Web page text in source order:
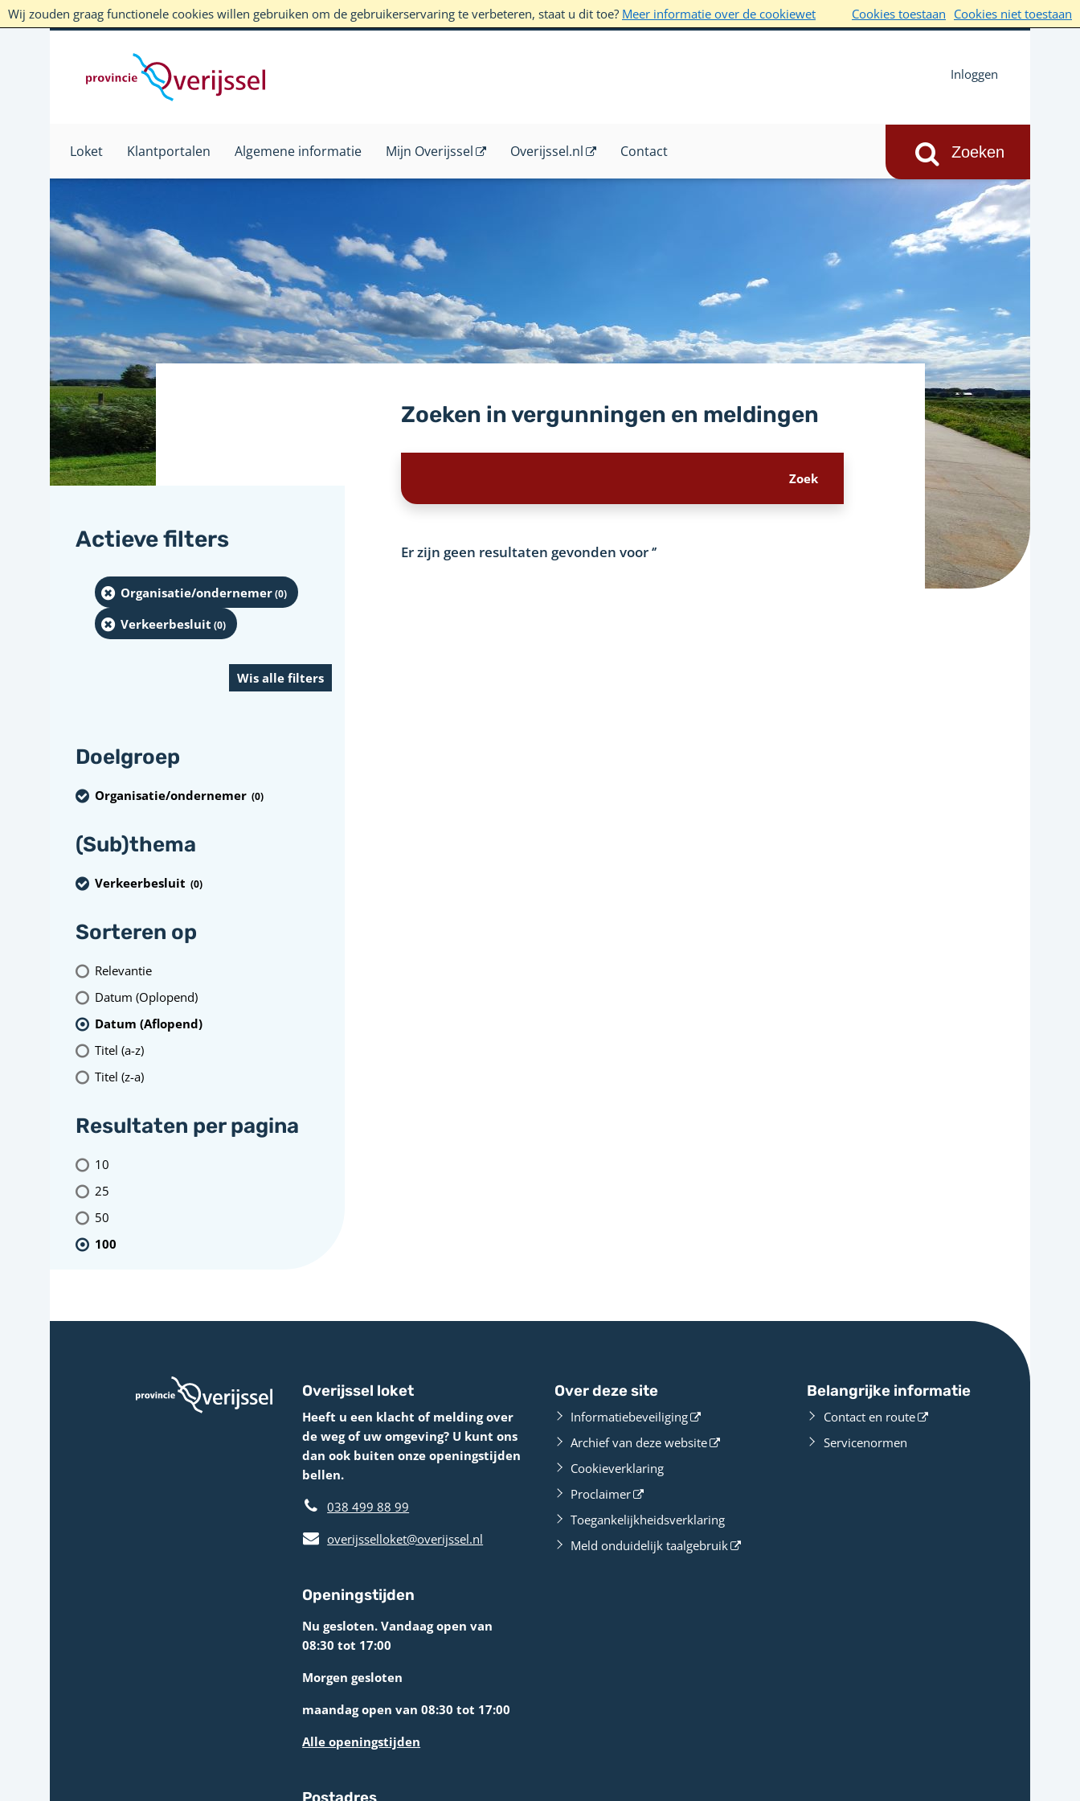
Wij zouden graag functionele cookies willen gebruiken om de gebruikerservaring te verbeteren, staat u dit toe? Meer informatie over de cookiewet Cookies toestaan Cookies niet toestaan
Inloggen
Loket Klantportalen Algemene informatie Mijn Overijssel Overijssel.nl Contact
Zoeken in vergunningen en meldingen
Er zijn geen resultaten gevonden voor‘’
Actieve filters
Organisatie/ondernemer(0)
Verkeerbesluit (0)
Doelgroep
Organisatie/ondernemer (0)
(Sub)thema
Verkeerbesluit (0)
Sorteren op
Relevantie
Datum (Oplopend)
Datum (Aflopend)
Titel (a-z)
Titel (z-a)
Resultaten per pagina
10
25
50
100
Overijssel loket
Heeft u een klacht of melding over
de weg of uw omgeving? U kunt ons
dan ook buiten onze openingstijden
bellen.
038 499 88 99
overijsselloket@overijssel.nl
Openingstijden
Nu gesloten. Vandaag open van
08:30 tot 17:00
Morgen gesloten
maandag open van 08:30 tot 17:00
Alle openingstijden
Over deze site
Informatiebeveiliging
Archief van deze website
Cookieverklaring
Proclaimer
Toegankelijkheidsverklaring
Meld onduidelijk taalgebruik
Belangrijke informatie
Contact en route
Servicenormen